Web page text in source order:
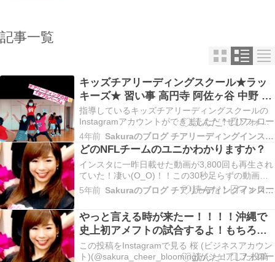
記事一覧
キッズチアリーディングスクール★ラッ
キーズ★ 習い事 高円寺 阿佐ヶ谷 中野 東
高円寺 新高円寺
指導しているキッズチアリーディングスクールの
Instagramアカウントができました^_^ぜひフォロ
ーしてね！今回はスタンツの様子の動画を載せま
した✨↓↓↓高円寺キッズチア⭐️ラッキーズ⭐️『ダブル
ベース』‼️チアリーディングの技です！小学2年生
だけでも安全に行えるようになりま…
4年前 Sakuraのブログ チアリーディングインストラクターコーチ
どのNFLチームのユニかわかりますか？
インスタに一昨日載せた動画が3,800回も再生され
ていた！凄い(O_O)！！この30秒足らずの動画は
メンバーで得意な子が作ってくれました✨ちゃん
とブログには載せていなかったので、これから載
GoGo〜！https://www.insta…
5年前 Sakuraのブログ チアリーディングインストラクターコーチ
やっと言える時が来たー！！！！沖縄で
史上初アメフトの試合するよ！もちろん
チアもだよ！この史...
この投稿をInstagramで見る 桜 (ビジネスアカウン
ト)(@sakura_cheer_blooming)がシェアした投稿